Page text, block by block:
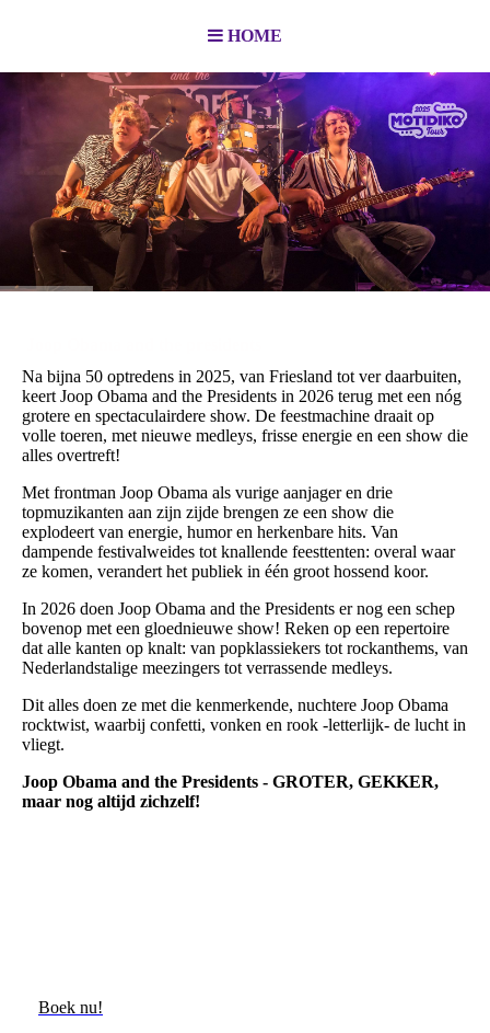
HOME
Na bijna 50 optredens in 2025, van Friesland tot ver daarbuiten,
keert Joop Obama and the Presidents in 2026 terug met een nóg
grotere en spectaculairdere show. De feestmachine draait op
volle toeren, met nieuwe medleys, frisse energie en een show die
alles overtreft!
Met frontman Joop Obama als vurige aanjager en drie
topmuzikanten aan zijn zijde brengen ze een show die
explodeert van energie, humor en herkenbare hits. Van
dampende festivalweides tot knallende feesttenten: overal waar
ze komen, verandert het publiek in één groot hossend koor.
In 2026 doen Joop Obama and the Presidents er nog een schep
bovenop met een gloednieuwe show! Reken op een repertoire
dat alle kanten op knalt: van popklassiekers tot rockanthems, van
Nederlandstalige meezingers tot verrassende medleys.
Dit alles doen ze met die kenmerkende, nuchtere Joop Obama
rocktwist, waarbij confetti, vonken en rook -letterlijk- de lucht in
vliegt.
Joop Obama and the Presidents - GROTER, GEKKER,
maar nog altijd zichzelf!
Boek nu!